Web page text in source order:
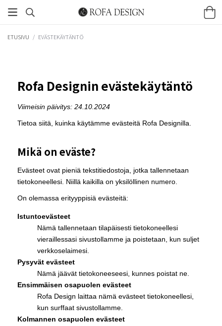
ETUSIVU / EVÄSTEKÄYTÄNTÖ
Rofa Designin evästekäytäntö
Viimeisin päivitys: 24.10.2024
Tietoa siitä, kuinka käytämme evästeitä Rofa Designilla.
Mikä on eväste?
Evästeet ovat pieniä tekstitiedostoja, jotka tallennetaan
tietokoneellesi. Niillä kaikilla on yksilöllinen numero.
On olemassa erityyppisiä evästeitä:
Istuntoevästeet
Nämä tallennetaan tilapäisesti tietokoneellesi
vieraillessasi sivustollamme ja poistetaan, kun suljet
verkkoselaimesi.
Pysyvät evästeet
Nämä jäävät tietokoneeseesi, kunnes poistat ne.
Ensimmäisen osapuolen evästeet
Rofa Design laittaa nämä evästeet tietokoneellesi,
kun surffaat sivustollamme.
Kolmannen osapuolen evästeet